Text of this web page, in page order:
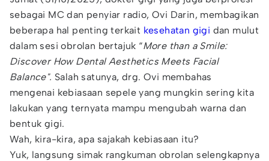
sebagai MC dan penyiar radio, Ovi Darin, membagikan
beberapa hal penting terkait kesehatan gigi dan mulut
dalam sesi obrolan bertajuk “More than a Smile:
Discover How Dental Aesthetics Meets Facial
Balance". Salah satunya, drg. Ovi membahas
mengenai kebiasaan sepele yang mungkin sering kita
lakukan yang ternyata mampu mengubah warna dan
bentuk gigi.
Wah, kira-kira, apa sajakah kebiasaan itu?
Yuk, langsung simak rangkuman obrolan selengkapnya